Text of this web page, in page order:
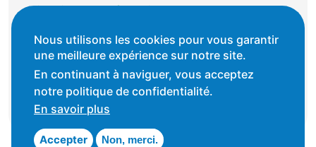
didactique de l’Informatique.
La HEP-VD met cet outil à disposition des
enseignantes et enseignants vaudois pour
favoriser l'échange de ressources pédagogiques.
Conditions générales d'utilisation
Nous utilisons les cookies pour vous garantir
une meilleure expérience sur notre site.
En continuant à naviguer, vous acceptez
notre politique de confidentialité.
En savoir plus
Accepter Non, merci.